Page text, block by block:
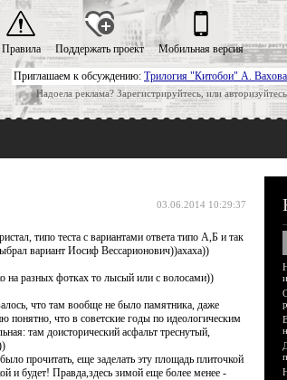
Приглашаем к обсуждению: Трилогия "Китобои" А.
Надоела реклама? Зарегистрируйтесь, или
Правила Поддержать проект Мобильная версия
03.06.2014 10:29:37
типо теста с вариантами ответа типо А,Б и так
вариант Иосиф Вессарионович))ахаха))
на разных фотках то лысый или с волосами))
что там вообще не было памятника, даже
понятно, что в советские годы по идеологическим
там доисторический асфальт треснутый,
прочитать, еще заделать эту площадь плиточкой
и будет! Правда,здесь зимой еще более менее -